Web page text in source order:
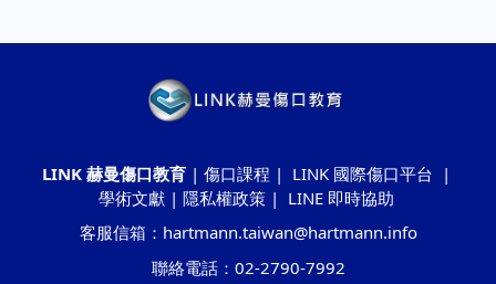
LINK 赫曼傷口教育 | 傷口課程 | LINK 國際傷口平台 |
學術文獻 | 隱私權政策 | LINE 即時協助
客服信箱：hartmann.taiwan@hartmann.info
聯絡電話：02-2790-7992